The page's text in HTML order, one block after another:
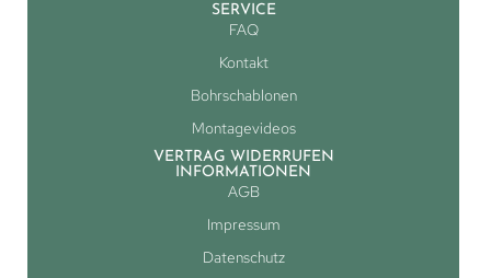
SERVICE
FAQ
Kontakt
Bohrschablonen
Montagevideos
VERTRAG WIDERRUFEN
INFORMATIONEN
AGB
Impressum
Datenschutz